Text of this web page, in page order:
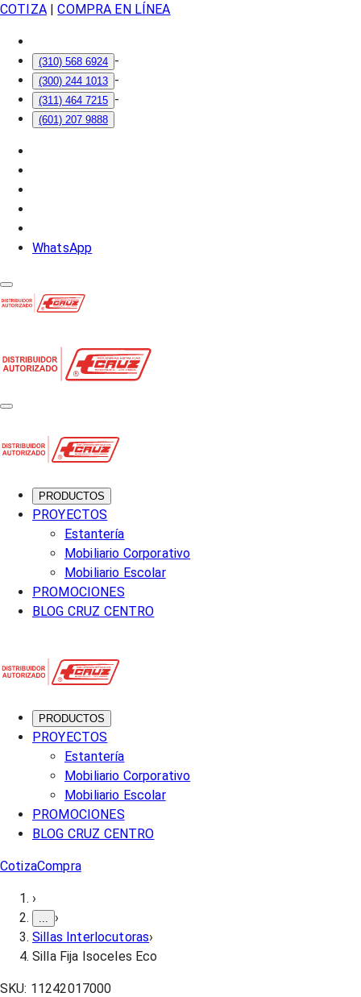
COTIZA| COMPRA EN LÍNEA
(310) 568 6924 -
(300) 244 1013 -
(311) 464 7215 -
(601) 207 9888
WhatsApp
PRODUCTOS
PROYECTOS
Estantería
Mobiliario Corporativo
Mobiliario Escolar
PROMOCIONES
BLOG CRUZ CENTRO
PRODUCTOS
PROYECTOS
Estantería
Mobiliario Corporativo
Mobiliario Escolar
PROMOCIONES
BLOG CRUZ CENTRO
CotizaCompra
›
›
Sillas Interlocutoras›
Silla Fija Isoceles Eco
SKU: 11242017000